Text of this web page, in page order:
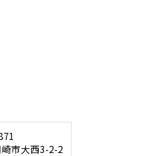
市大西3-2-2